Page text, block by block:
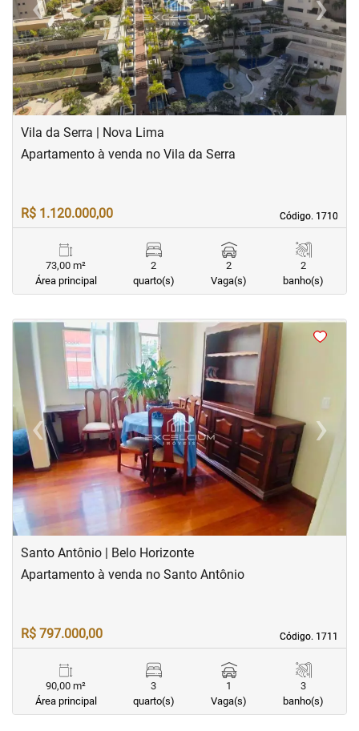
Previous Next
Vila da Serra | Nova Lima
Código. 1710
Código. 1710
Apartamento à venda no Vila da Serra
R$ 1.120.000,00
73,00 m²
Área principal
2
quarto(s)
2
Vaga(s)
2
banho(s)
< <
‹
Previous ›Next
Santo Antônio | Belo Horizonte
Código. 1711
Código. 1711
Apartamento à venda no Santo Antônio
R$ 797.000,00
90,00 m²
Área principal
3
quarto(s)
1
Vaga(s)
3
banho(s)